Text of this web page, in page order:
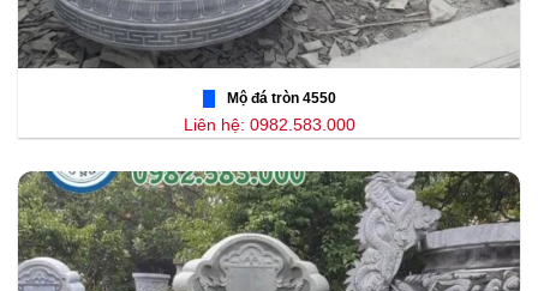
Mộ đá tròn 4550
Liên hệ: 0982.583.000